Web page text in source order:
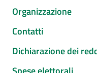
Organizzazione
Contatti
Dichiarazione dei